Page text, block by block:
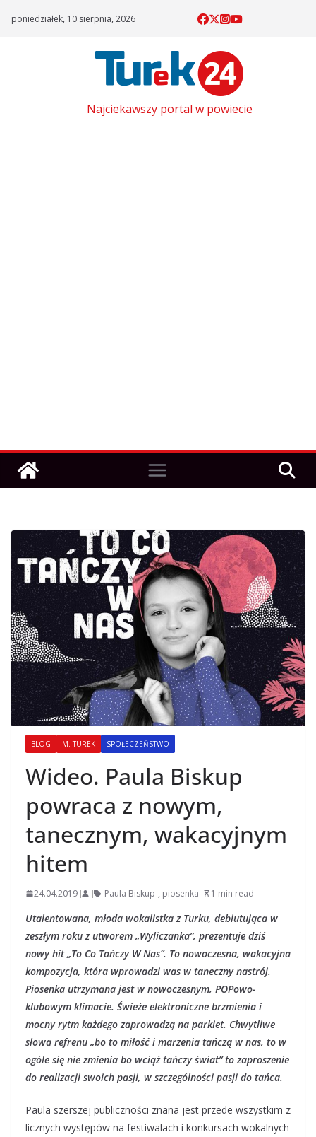
poniedziałek, 10 sierpnia, 2026
Najciekawszy portal w powiecie
BLOG M. TUREK SPOŁECZEŃSTWO
Wideo. Paula Biskup
powraca z nowym,
tanecznym, wakacyjnym
hitem
24.04.2019 Paula Biskup , piosenka 1 min read
Utalentowana, młoda wokalistka z Turku, debiutująca w
zeszłym roku z utworem „Wyliczanka”, prezentuje dziś
nowy hit „To Co Tańczy W Nas”. To nowoczesna, wakacyjna
kompozycja, która wprowadzi was w taneczny nastrój.
Piosenka utrzymana jest w nowoczesnym, POPowo-
klubowym klimacie. Świeże elektroniczne brzmienia i
mocny rytm każdego zaprowadzą na parkiet. Chwytliwe
słowa refrenu „bo to miłość i marzenia tańczą w nas, to w
ogóle się nie zmienia bo wciąż tańczy świat” to zaproszenie
do realizacji swoich pasji, w szczególności pasji do tańca.
Paula szerszej publiczności znana jest przede wszystkim z
licznych występów na festiwalach i konkursach wokalnych